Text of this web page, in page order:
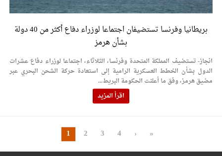
بريطانيا وفرنسا تستضيفان اجتماعا لوزراء دفاع أكثر من 40 دولة
بشأن هرمز
انجاز- تستضيف المملكة المتحدة وفرنسا، الثلاثاء، اجتماعا لوزراء دفاع عشرات
الدول بشأن الخطط العسكرية الرامية إلى استعادة حركة الشحن البحري عبر
مضيق هرمز، وفق ما أعلنت الحكومة البريط...
اقرأ المزيد
1 2 3 4 › »